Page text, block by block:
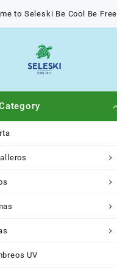
to Seleski Be Cool Be Free
UV